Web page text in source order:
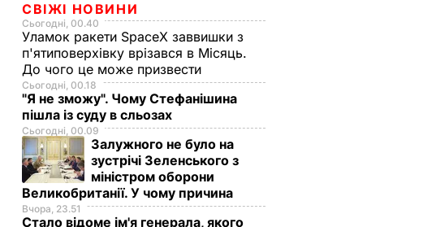
СВІЖІ НОВИНИ
Сьогодні, 00.40
Уламок ракети SpaceX заввишки з
п'ятиповерхівку врізався в Місяць.
До чого це може призвести
Сьогодні, 00.18
"Я не зможу". Чому Стефанішина
пішла із суду в сльозах
Сьогодні, 00.09
Залужного не було на
зустрічі Зеленського з
міністром оборони
Великобританії. У чому причина
Вчора, 23.51
Стало відоме ім'я генерала, якого